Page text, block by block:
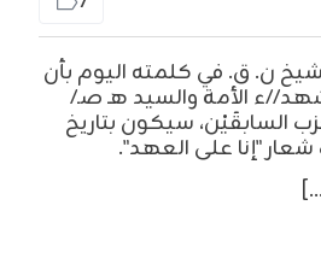
ن. ق. في كلمته اليوم بأن
ء الأمة والسيد هـ صـ/
السابقَيْن، سيكون بتاريخ